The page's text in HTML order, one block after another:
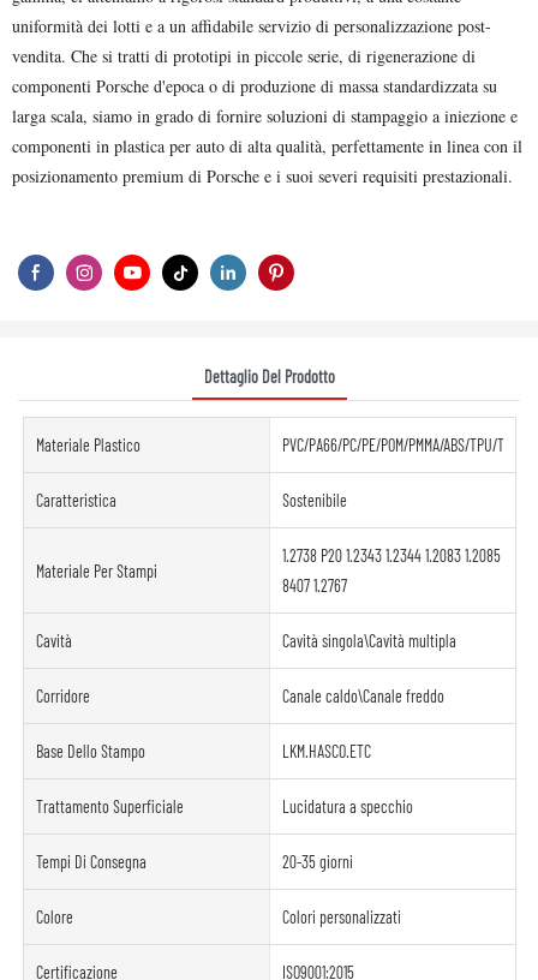
uniformità dei lotti e a un affidabile servizio di personalizzazione post-
vendita. Che si tratti di prototipi in piccole serie, di rigenerazione di
componenti Porsche d'epoca o di produzione di massa standardizzata su
larga scala, siamo in grado di fornire soluzioni di stampaggio a iniezione e
componenti in plastica per auto di alta qualità, perfettamente in linea con il
posizionamento premium di Porsche e i suoi severi requisiti prestazionali.
Dettaglio Del Prodotto
Materiale Plastico PVC/PA66/PC/PE/POM/PMMA/ABS/TPU/TPE/
Caratteristica Sostenibile
Materiale Per Stampi
1.2738 P20 1.2343 1.2344 1.2083 1.2085
8407 1.2767
Cavità Cavità singola\Cavità multipla
Corridore Canale caldo\Canale freddo
Base Dello Stampo LKM.HASCO.ETC
Trattamento Superficiale Lucidatura a specchio
Tempi Di Consegna 20-35 giorni
Colore Colori personalizzati
Certificazione ISO9001:2015